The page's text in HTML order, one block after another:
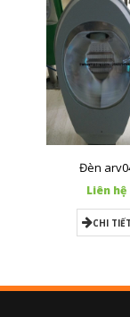
Đèn
Liên hệ
CHI TIẾT